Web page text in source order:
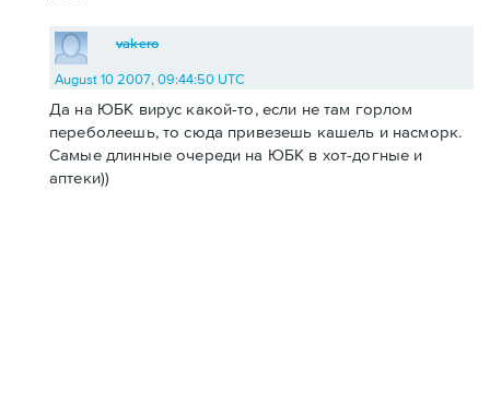
vakero
August 10 2007, 09:44:50 UTC
Да на ЮБК вирус какой-то, если не там горлом
переболеешь, то сюда привезешь кашель и насморк.
Самые длинные очереди на ЮБК в хот-догные и
аптеки))